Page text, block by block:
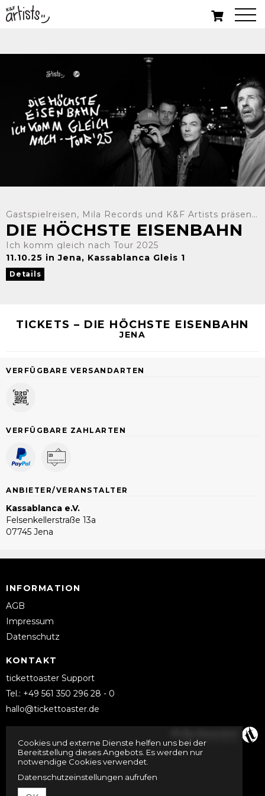
Gastspielreisen, Mila Records und K&F Artists präsentieren:
DIE HÖCHSTE EISENBAHN
Ich komm gleich nach Tour 2025
11.10.25 in Jena, Kassablanca Gleis 1
Details
TICKETS – DIE HÖCHSTE EISENBAHN
JENA
VERFÜGBARE VERSANDARTEN
VERFÜGBARE ZAHLARTEN
ANBIETER/VERANSTALTER
Kassablanca e.V.
Felsenkellerstraße 13a
07745 Jena
INFORMATION
AGB
Impressum
Datenschutz
KONTAKT
tickettoaster Support
Tel.: +49 561 350 296 28 - 0
hallo@tickettoaster.de
Cookies und externe Dienste helfen uns bei der
Bereitstellung dieses Angebots. Es werden nur
notwendige Cookies verwendet.
Datenschutzeinstellungen aufrufen